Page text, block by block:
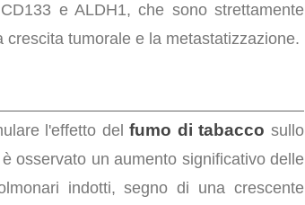
e ALDH1, che sono strettamente
tumorale e la metastatizzazione.
l'effetto delfumo di tabacco sullo
osservato un aumento significativo delle
indotti, segno di una crescente